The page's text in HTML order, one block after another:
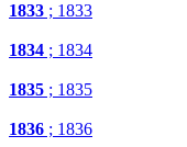
1833 ; 1833
1834 ; 1834
1835 ; 1835
1836 ; 1836